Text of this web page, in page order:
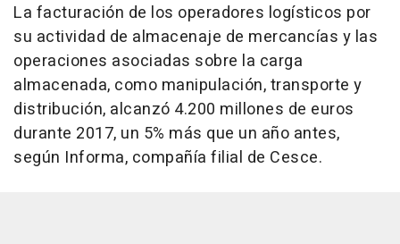
La facturación de los operadores logísticos por
su actividad de almacenaje de mercancías y las
operaciones asociadas sobre la carga
almacenada, como manipulación, transporte y
distribución, alcanzó 4.200 millones de euros
durante 2017, un 5% más que un año antes,
según Informa, compañía filial de Cesce.